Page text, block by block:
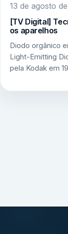
13 de agosto
[TV Digital]
os aparelhos
Diodo orgânico
Light-Emitting
pela Kodak em